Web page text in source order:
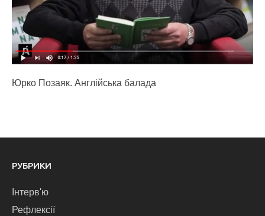
Юрко Позаяк. Англійська балада
РУБРИКИ
Інтерв'ю
Рефлексії